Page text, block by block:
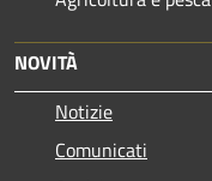
NOVITÀ
Notizie
Comunicati